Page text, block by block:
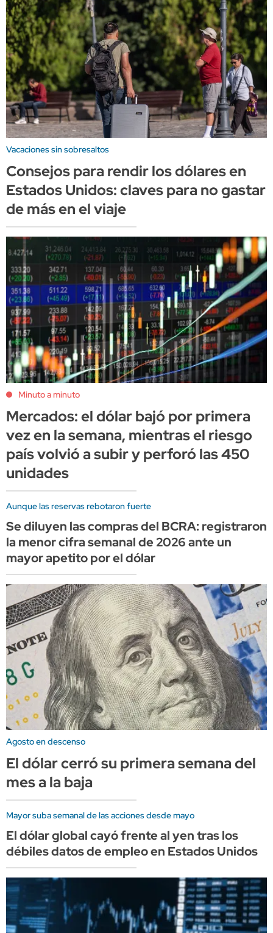
Vacaciones sin sobresaltos
Consejos para rendir los dólares en
Estados Unidos: claves para no gastar
de más en el viaje
Minuto a minuto
Mercados: el dólar bajó por primera
vez en la semana, mientras el riesgo
país volvió a subir y perforó las 450
unidades
Aunque las reservas rebotaron fuerte
Se diluyen las compras del BCRA: registraron
la menor cifra semanal de 2026 ante un
mayor apetito por el dólar
Agosto en descenso
El dólar cerró su primera semana del
mes a la baja
Mayor suba semanal de las acciones desde mayo
El dólar global cayó frente al yen tras los
débiles datos de empleo en Estados Unidos